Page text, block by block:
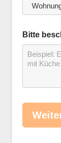
Bitte